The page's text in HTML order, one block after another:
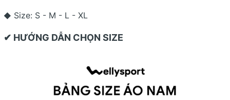
◆ Size: S - M - L - XL
✔ HƯỚNG DẪN CHỌN SIZE